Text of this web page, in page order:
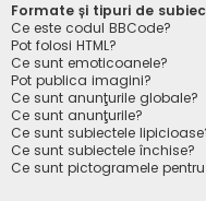
Formate și tipuri de
Ce este codul BBCode?
Pot folosi HTML?
Ce sunt emoticoanele?
Pot publica imagini?
Ce sunt anunţurile globale?
Ce sunt anunţurile?
Ce sunt subiectele
Ce sunt subiectele închise?
Ce sunt pictogramele